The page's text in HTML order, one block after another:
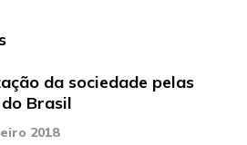
da sociedade pelas
Brasil
2018